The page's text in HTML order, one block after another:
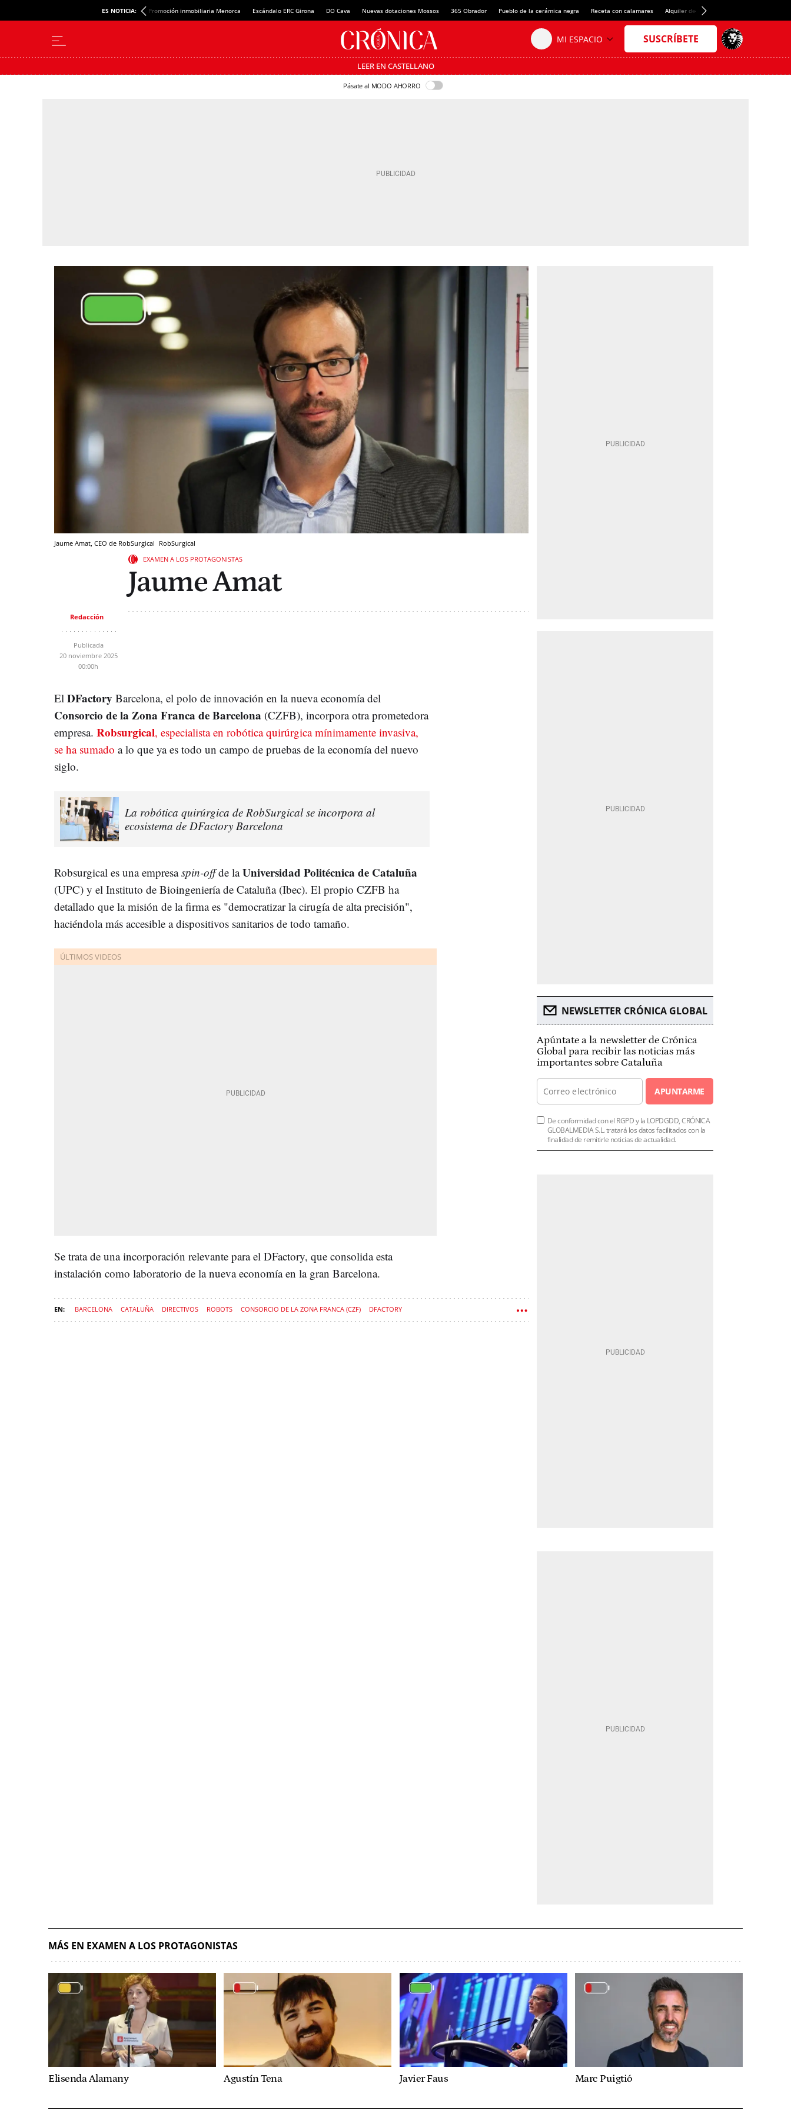
ES NOTICIA: Promoción inmobiliaria Menorca Escándalo ERC Girona DO Cava Nuevas dotaciones Mossos 365 Obrador Pueblo de la cerámica negra Receta con calamares Alquiler de habitaciones en España
LEER EN CASTELLANO
Pásate al MODO AHORRO
Jaume Amat, CEO de RobSurgical RobSurgical
EXAMEN A LOS PROTAGONISTAS
Jaume Amat
Redacción
Publicada
20 noviembre 2025
00:00h
El DFactory Barcelona, el polo de innovación en la nueva economía del
Consorcio de la Zona Franca de Barcelona (CZFB), incorpora otra prometedora
empresa. Robsurgical, especialista en robótica quirúrgica mínimamente invasiva,
se ha sumado a lo que ya es todo un campo de pruebas de la economía del nuevo
siglo.
La robótica quirúrgica de RobSurgical se incorpora al
ecosistema de DFactory Barcelona
Robsurgical es una empresaspin-offde laUniversidad Politécnica de Cataluña
(UPC) y el Instituto de Bioingeniería de Cataluña (Ibec). El propio CZFB ha
detallado que la misión de la firma es "democratizar la cirugía de alta precisión",
haciéndola más accesible a dispositivos sanitarios de todo tamaño.
Se trata de una incorporación relevante para el DFactory, que consolida esta
instalación como laboratorio de la nueva economía en la gran Barcelona.
BARCELONA CATALUÑA DIRECTIVOS ROBOTS CONSORCIO DE LA ZONA FRANCA (CZF) DFACTORY
NEWSLETTER CRÓNICA GLOBAL
Apúntate a la newsletter de Crónica
Global para recibir las noticias más
importantes sobre Cataluña
APUNTARME
De conformidad con el RGPD y la LOPDGDD, CRÓNICA
GLOBALMEDIA S.L. tratará los datos facilitados con la
finalidad de remitirle noticias de actualidad.
MÁS EN EXAMEN A LOS PROTAGONISTAS
Elisenda Alamany Agustín Tena Javier Faus Marc Puigtió